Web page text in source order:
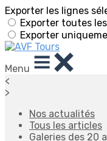
Exporter les lignes
Exporter toutes
Exporter
Menu
<
>
Nos actualités
Tous les articles
Galeries des 20